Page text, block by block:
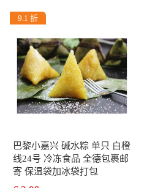
9.1 折
巴黎小嘉兴 碱水粽 单只 白橙
线24号 冷冻食品 全德包裹邮
寄 保温袋加冰袋打包